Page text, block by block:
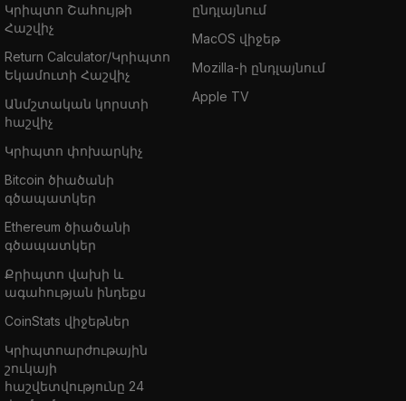
Կրիպտո Շահույթի
Հաշվիչ
Return Calculator/Կրիպտո
Եկամուտի Հաշվիչ
Անմշտական կորստի
հաշվիչ
Կրիպտո փոխարկիչ
Bitcoin ծիածանի
գծապատկեր
Ethereum ծիածանի
գծապատկեր
Քրիպտո վախի և
ագահության ինդեքս
CoinStats վիջեթներ
Կրիպտոարժութային
շուկայի
հաշվետվությունը 24
ընդլայնում
MacOS վիջեթ
Mozilla-ի ընդլայնում
Apple TV